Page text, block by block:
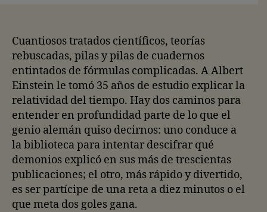
Cuantiosos tratados científicos, teorías
rebuscadas, pilas y pilas de cuadernos
entintados de fórmulas complicadas. A Albert
Einstein le tomó 35 años de estudio explicar la
relatividad del tiempo. Hay dos caminos para
entender en profundidad parte de lo que el
genio alemán quiso decirnos: uno conduce a
la biblioteca para intentar descifrar qué
demonios explicó en sus más de trescientas
publicaciones; el otro, más rápido y divertido,
es ser partícipe de una reta a diez minutos o el
que meta dos goles gana.